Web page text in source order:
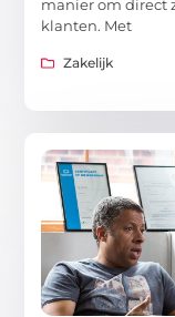
manier om direct
klanten. Met
Zakelijk